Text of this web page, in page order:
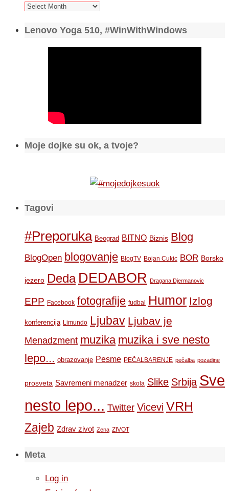
Arhiva
Lenovo Yoga 510, #WinWithWindows
Moje dojke su ok, a tvoje?
Tagovi
#Preporuka Beograd BITNO Biznis Blog
BlogOpen blogovanje BlogTV Bojan Cukic BOR Borsko
jezero Deda DEDABOR Dragana Djermanovic
EPP Facebook fotografije fudbal Humor Izlog
konferencija Limundo Ljubav Ljubav je
Menadzment muzika muzika i sve nesto
lepo... obrazovanje Pesme PEČALBARENJE pečalba pozadine
prosveta Savremeni menadzer skola Slike Srbija Sve
nesto lepo... Twitter Vicevi VRH
Zajeb Zdrav zivot Zena ZIVOT
Meta
Log in